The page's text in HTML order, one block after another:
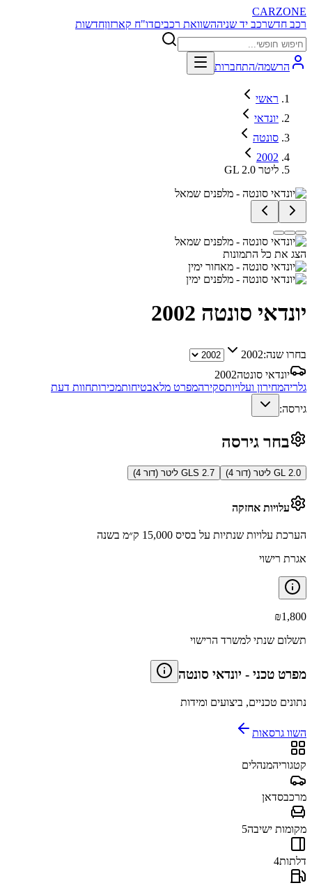
CARZONE
רכב חדשרכב יד שניההשוואת רכביםדו"ח קארזוןחדשות
הרשמה/התחברות
ראשי
יונדאי
סונטה
2002
GL 2.0 ליטר
הצג את כל התמונות
יונדאי סונטה 2002
בחרו שנה:2002
יונדאי סונטה2002
גלריהמחירון ועלויותסקירהמפרט מלאבטיחותמכירותחוות דעת
גירסה:
בחר גירסה
GL 2.0 ליטר (דור 4) GLS 2.7 ליטר (דור 4)
עלויות אחזקה
הערכת עלויות שנתיות על בסיס 15,000 ק״מ בשנה
אגרת רישוי
₪1,800
תשלום שנתי למשרד הרישוי
מפרט טכני - יונדאי סונטה
נתונים טכניים, ביצועים ומידות
השוו גרסאות
קטגוריהמנהלים
מרכבסדאן
מקומות ישיבה5
דלתות4